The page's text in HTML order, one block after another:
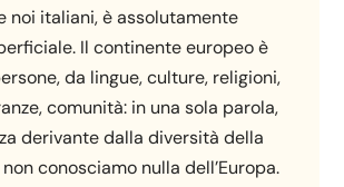
noi italiani, è assolutamente
Il continente europeo è
da lingue, culture, religioni,
comunità: in una sola parola,
derivante dalla diversità della
conosciamo nulla dell’Europa.